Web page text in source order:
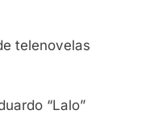
telenovelas
“Lalo”